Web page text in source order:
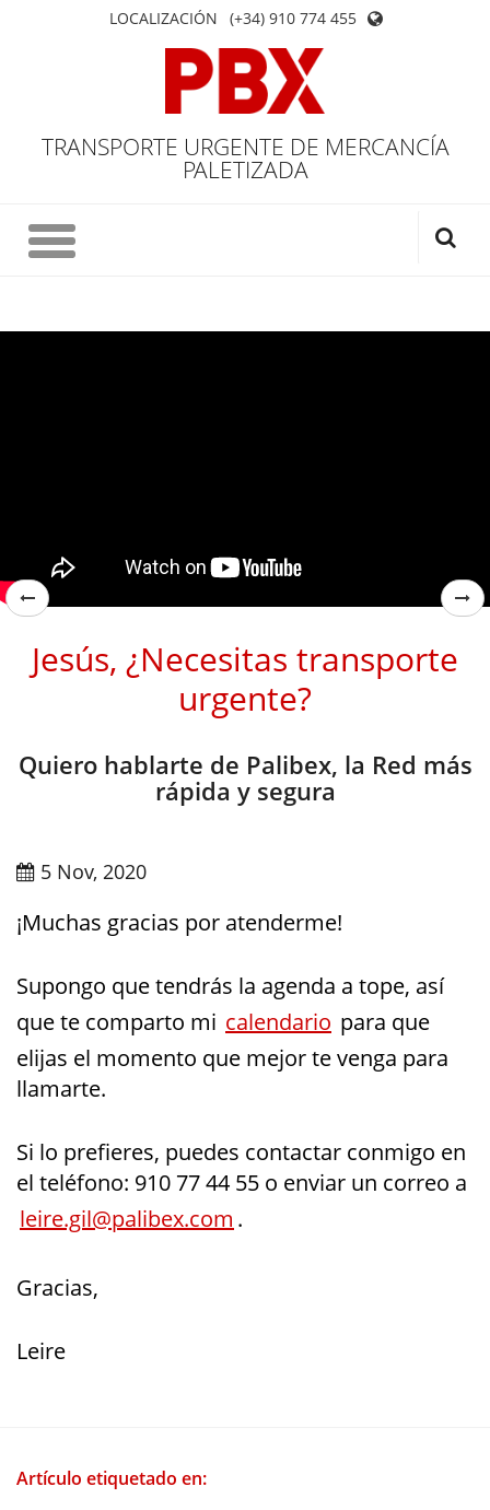
LOCALIZACIÓN (+34) 910 774 455
TRANSPORTE URGENTE DE MERCANCÍA
PALETIZADA
Jesús, ¿Necesitas transporte
urgente?
Quiero hablarte de Palibex, la Red más
rápida y segura
5 Nov, 2020
¡Muchas gracias por atenderme!
Supongo que tendrás la agenda a tope, así
que te comparto mi calendario para que
elijas el momento que mejor te venga para
llamarte.
Si lo prefieres, puedes contactar conmigo en
el teléfono: 910 77 44 55 o enviar un correo a
leire.gil@palibex.com .
Gracias,
Leire
Artículo etiquetado en: